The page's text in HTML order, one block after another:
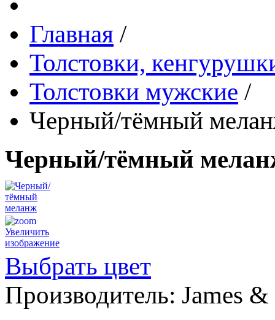
Главная /
Толстовки,
Толстовки мужские /
Черный/тёмный
Черный/тёмный
Увеличить
изображение
Выбрать цвет
Производитель: James